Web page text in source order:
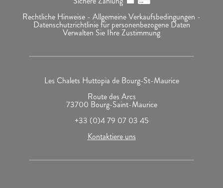
Rechtliche Hinweise - Allgemeine Verkaufsbedingungen -
Datenschutzrichtlinie für personenbezogene Daten
Verwalten Sie Ihre Zustimmung
Les Chalets Huttopia de Bourg-St-Maurice
Route des Arcs
73700 Bourg-Saint-Maurice
+33 (0)4 79 07 03 45
Kontaktiere uns